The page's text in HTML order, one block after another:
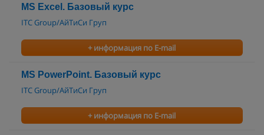
MS Excel. Базовый курс
ITC Group/АйТиСи Груп
+ информация по E-mail
MS PowerPoint. Базовый курс
ITC Group/АйТиСи Груп
+ информация по E-mail